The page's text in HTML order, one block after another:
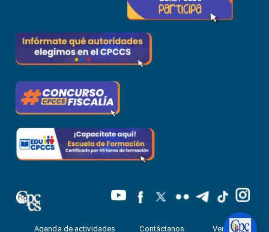
Agenda de actividades Contáctanos Ventanilla